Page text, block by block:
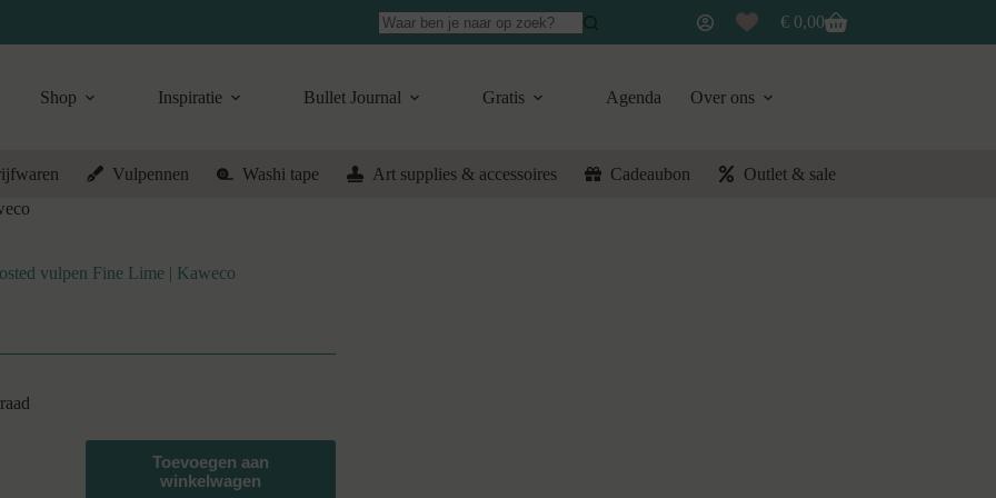
Geen
Winkelwagen
€0,00
Shop Inspiratie Bullet Journal Gratis Agenda Over ons
Vulpennen Washi tape Art supplies & accessoires Cadeaubon
Outlet & sale
vulpen Fine Lime | Kaweco
Toevoegen aan
winkelwagen